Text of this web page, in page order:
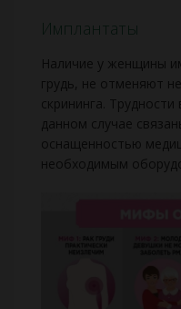
Имплантаты
Наличие у женщины
грудь, не отменяют
скрининга.
данном случае
оснащенностью
необходимым